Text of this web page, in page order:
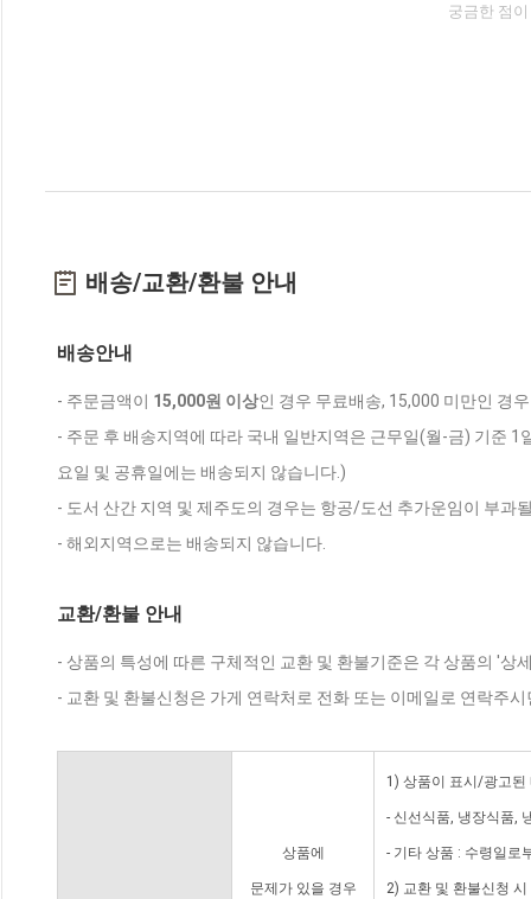
궁금한 점
배송/교환/환불 안내
배송안내
- 주문금액이 15,000원 이상인 경우 무료배송, 15,000 미만인 경
- 주문 후 배송지역에 따라 국내 일반지역은 근무일(월-금) 기준
요일 및 공휴일에는 배송되지 않습니다.)
- 도서 산간 지역 및 제주도의 경우는 항공/도선 추가운임이 부과
- 해외지역으로는 배송되지 않습니다.
교환/환불 안내
- 상품의 특성에 따른 구체적인 교환 및 환불기준은 각 상품의 '상
- 교환 및 환불신청은 가게 연락처로 전화 또는 이메일로 연락주
상품에
문제가 있을 경우
1) 상품이 표시/광고된
- 신선식품, 냉장식품,
- 기타 상품 : 수령일로
2) 교환 및 환불신청